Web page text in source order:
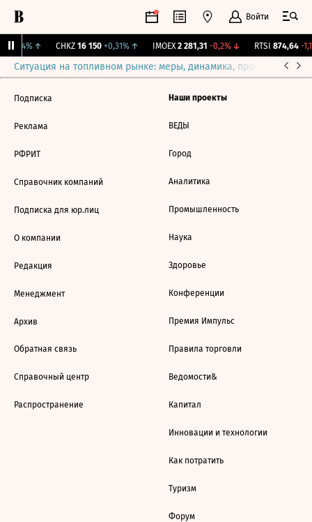
Войти
+0,54%↑ CHKZ 16 150 +0,31%↑ IMOEX 2 281,31 -0,2%↓ RTSI 874,64 -
Ситуация на топливном рынке: меры, динамика, прогнозы
Подписка
Реклама
РФРИТ
Справочник компаний
Подписка для юр.лиц
О компании
Редакция
Менеджмент
Архив
Обратная связь
Справочный центр
Распространение
Наши проекты
ВЕДЫ
Город
Аналитика
Промышленность
Наука
Здоровье
Конференции
Премия Импульс
Правила торговли
Ведомости&
Капитал
Инновации и технологии
Как потратить
Туризм
Форум